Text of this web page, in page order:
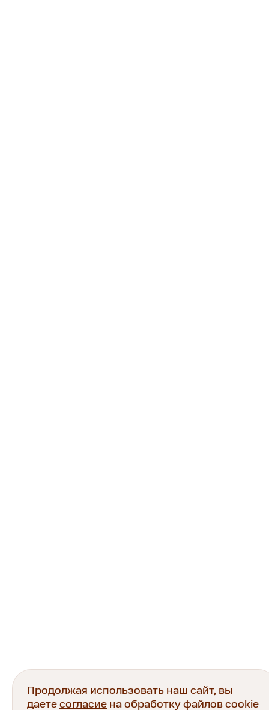
Продолжая использовать наш сайт, вы
даете согласие на обработку файлов cookie